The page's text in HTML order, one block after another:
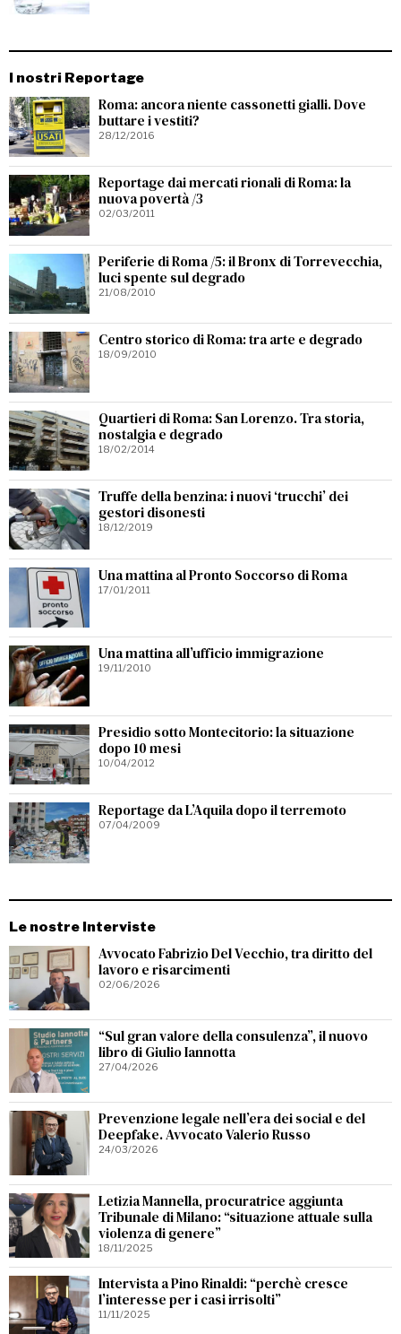
I nostri Reportage
Roma: ancora niente cassonetti gialli. Dove
buttare i vestiti?
28/12/2016
Reportage dai mercati rionali di Roma: la
nuova povertà /3
02/03/2011
Periferie di Roma /5: il Bronx di Torrevecchia,
luci spente sul degrado
21/08/2010
Centro storico di Roma: tra arte e degrado
18/09/2010
Quartieri di Roma: San Lorenzo. Tra storia,
nostalgia e degrado
18/02/2014
Truffe della benzina: i nuovi ‘trucchi’ dei
gestori disonesti
18/12/2019
Una mattina al Pronto Soccorso di Roma
17/01/2011
Una mattina all’ufficio immigrazione
19/11/2010
Presidio sotto Montecitorio: la situazione
dopo 10 mesi
10/04/2012
Reportage da L’Aquila dopo il terremoto
07/04/2009
Le nostre Interviste
Avvocato Fabrizio Del Vecchio, tra diritto del
lavoro e risarcimenti
02/06/2026
“Sul gran valore della consulenza”, il nuovo
libro di Giulio Iannotta
27/04/2026
Prevenzione legale nell’era dei social e del
Deepfake. Avvocato Valerio Russo
24/03/2026
Letizia Mannella, procuratrice aggiunta
Tribunale di Milano: “situazione attuale sulla
violenza di genere”
18/11/2025
Intervista a Pino Rinaldi: “perchè cresce
l’interesse per i casi irrisolti”
11/11/2025